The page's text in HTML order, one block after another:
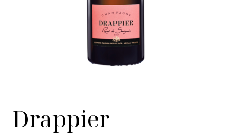
Drappier